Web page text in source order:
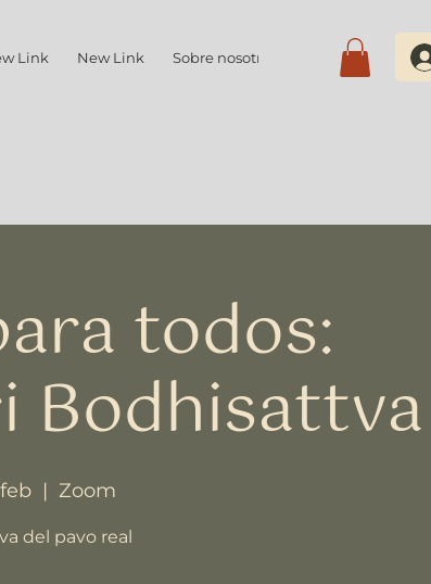
Link New Link Sobre nosotros Contacto
todos:
Bodhisattva
  |
Zoom
del pavo real